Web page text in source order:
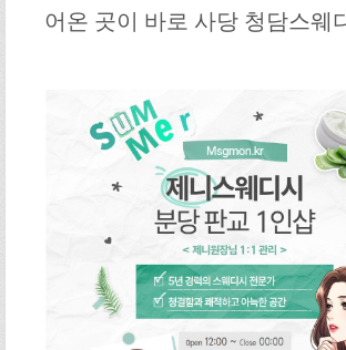
어온 곳이 바로 사당 청담스웨